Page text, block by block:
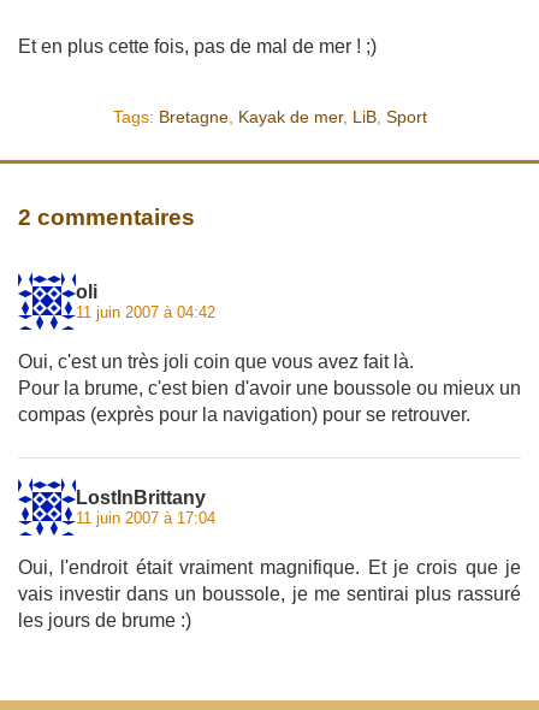
Et en plus cette fois, pas de mal de mer ! ;)
Tags: Bretagne, Kayak de mer, LiB, Sport
2 commentaires
oli
11 juin 2007 à 04:42
Oui, c'est un très joli coin que vous avez fait là.
Pour la brume, c'est bien d'avoir une boussole ou mieux un
compas (exprès pour la navigation) pour se retrouver.
LostInBrittany
11 juin 2007 à 17:04
Oui, l'endroit était vraiment magnifique. Et je crois que je
vais investir dans un boussole, je me sentirai plus rassuré
les jours de brume :)